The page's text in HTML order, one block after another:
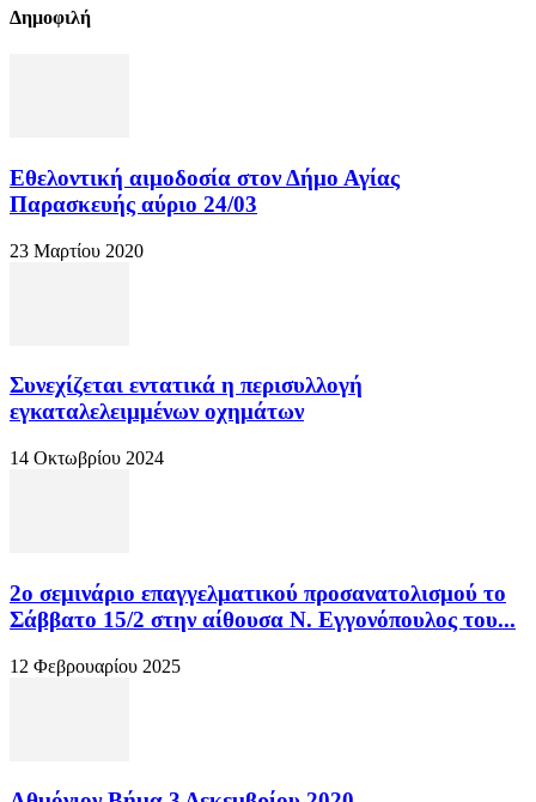
Δημοφιλή
Εθελοντική αιμοδοσία στον Δήμο Αγίας
Παρασκευής αύριο 24/03
23 Μαρτίου 2020
Συνεχίζεται εντατικά η περισυλλογή
εγκαταλελειμμένων οχημάτων
14 Οκτωβρίου 2024
2ο σεμινάριο επαγγελματικού προσανατολισμού το
Σάββατο 15/2 στην αίθουσα Ν. Εγγονόπουλος του...
12 Φεβρουαρίου 2025